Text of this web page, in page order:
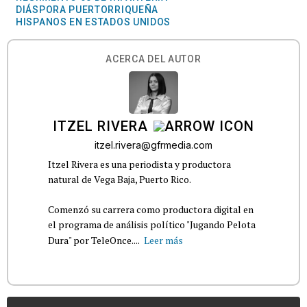
DIÁSPORA PUERTORRIQUEÑA
HISPANOS EN ESTADOS UNIDOS
ACERCA DEL AUTOR
ITZEL RIVERA
itzel.rivera@gfrmedia.com
Itzel Rivera es una periodista y productora
natural de Vega Baja, Puerto Rico.
Comenzó su carrera como productora digital en
el programa de análisis político "Jugando Pelota
Dura" por TeleOnce.... Leer más